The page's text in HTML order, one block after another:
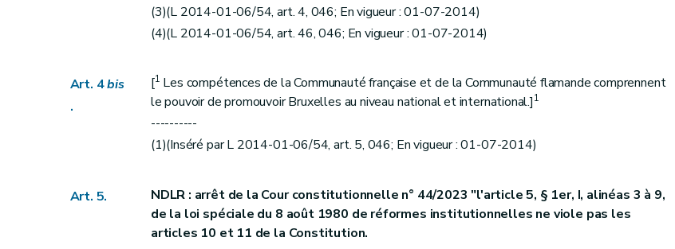
Art. 36
Art. 37
Art. 38
Art. 39
Art. 40
Art. 41
Art. 43
Art. 44
Art. 45
(3)(L 2014-01-06/54, art. 4, 046; En vigueur : 01-07-2014)
(4)(L 2014-01-06/54, art. 46, 046; En vigueur : 01-07-2014)
Art. 4bis
.
[1 Les compétences de la Communauté française et de la Communauté flamande comprennent
le pouvoir de promouvoir Bruxelles au niveau national et international.]1
----------
(1)(Inséré par L 2014-01-06/54, art. 5, 046; En vigueur : 01-07-2014)
Art. 5.
NDLR : arrêt de la Cour constitutionnelle n° 44/2023 "l'article 5, § 1er, I, alinéas 3 à 9,
de la loi spéciale du 8 août 1980 de réformes institutionnelles ne viole pas les
articles 10 et 11 de la Constitution.